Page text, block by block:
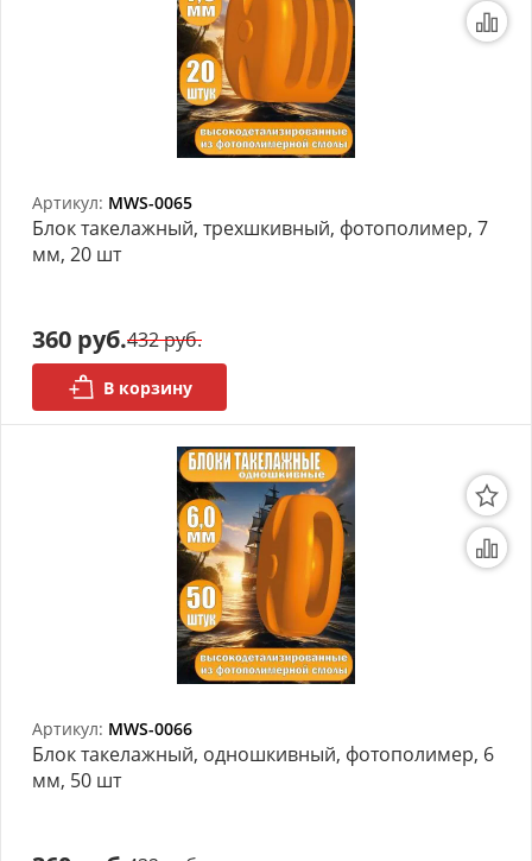
Артикул: MWS-0065
Блок такелажный, трехшкивный, фотополимер, 7
мм, 20 шт
360 руб.432 руб.
В корзину
Артикул: MWS-0066
Блок такелажный, одношкивный, фотополимер, 6
мм, 50 шт